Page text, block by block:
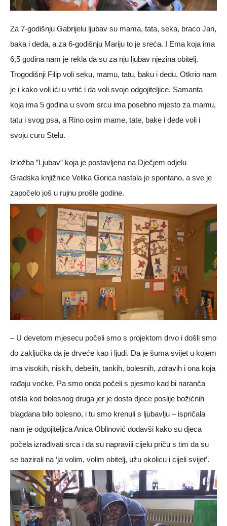
Za 7-godišnju Gabrijelu ljubav su mama, tata, seka, braco Jan,
baka i deda, a za 6-godišnju Mariju to je sreća. I Ema koja ima
6,5 godina nam je rekla da su za nju ljubav njezina obitelj.
Trogodišnji Filip voli seku, mamu, tatu, baku i dedu. Otkrio nam
je i kako voli ići u vrtić i da voli svoje odgojiteljice. Samanta
koja ima 5 godina u svom srcu ima posebno mjesto za mamu,
tatu i svog psa, a Rino osim mame, tate, bake i dede voli i
svoju curu Stelu.
Izložba ”Ljubav” koja je postavljena na Dječjem odjelu
Gradska knjižnice Velika Gorica nastala je spontano, a sve je
započelo još u rujnu prošle godine.
– U devetom mjesecu počeli smo s projektom drvo i došli smo
do zaključka da je drveće kao i ljudi. Da je šuma svijet u kojem
ima visokih, niskih, debelih, tankih, bolesnih, zdravih i ona koja
rađaju voćke. Pa smo onda počeli s pjesmo kad bi naranča
otišla kod bolesnog druga jer je dosta djece poslije božićnih
blagdana bilo bolesno, i tu smo krenuli s ljubavlju – ispričala
nam je odgojiteljica Anica Oblinović dodavši kako su djeca
počela izrađivati srca i da su napravili cijelu priču s tim da su
se bazirali na ‘ja volim, volim obitelj, užu okolicu i cijeli svijet’.